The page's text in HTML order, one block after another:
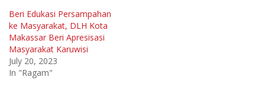
Beri Edukasi Persampahan
ke Masyarakat, DLH Kota
Makassar Beri Apresisasi
Masyarakat Karuwisi
July 20, 2023
In "Ragam"